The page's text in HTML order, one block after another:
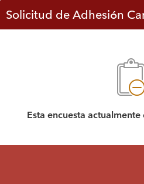
Esta encuesta